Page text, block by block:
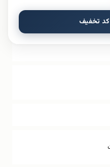
تخفیف